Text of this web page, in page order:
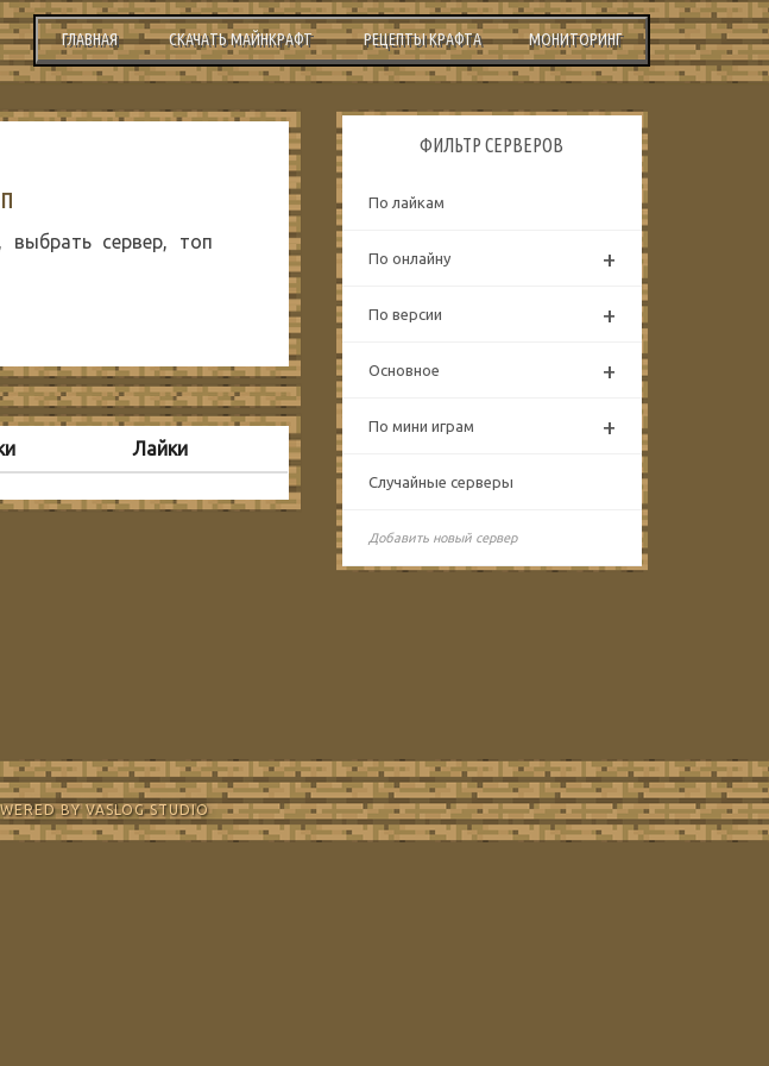
ГЛАВНАЯ СКАЧАТЬ МАЙНКРАФТ РЕЦЕПТЫ КРАФТА МОНИТОРИНГ
выбрать сервер, топ
Лайки
ФИЛЬТР СЕРВЕРОВ
По лайкам
По онлайну +
По версии +
Основное +
По мини играм +
Случайные серверы
Добавить новый сервер
BY VASLOG STUDIO